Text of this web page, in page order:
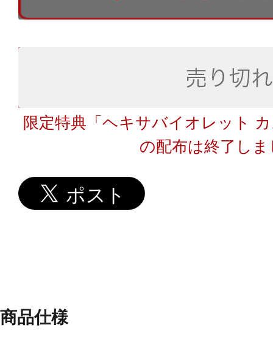
限定特典「ヘキサバイオレット
の配布は終了し
商品仕様